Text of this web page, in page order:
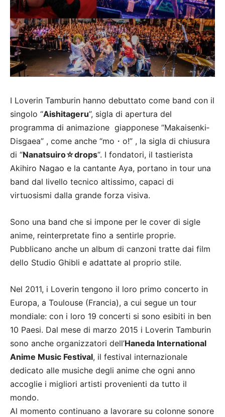
I Loverin Tamburin hanno debuttato come band con il
singolo “Aishitageru”, sigla di apertura del
programma di animazione giapponese “Makaisenki‐
Disgaea” , come anche “mo・o!” , la sigla di chiusura
di “Nanatsuiro☆drops“. I fondatori, il tastierista
Akihiro Nagao e la cantante Aya, portano in tour una
band dal livello tecnico altissimo, capaci di
virtuosismi dalla grande forza visiva.
Sono una band che si impone per le cover di sigle
anime, reinterpretate fino a sentirle proprie.
Pubblicano anche un album di canzoni tratte dai film
dello Studio Ghibli e adattate al proprio stile.
Nel 2011, i Loverin tengono il loro primo concerto in
Europa, a Toulouse (Francia), a cui segue un tour
mondiale: con i loro 19 concerti si sono esibiti in ben
10 Paesi. Dal mese di marzo 2015 i Loverin Tamburin
sono anche organizzatori dell’Haneda International
Anime Music Festival, il festival internazionale
dedicato alle musiche degli anime che ogni anno
accoglie i migliori artisti provenienti da tutto il
mondo.
Al momento continuano a lavorare su colonne sonore